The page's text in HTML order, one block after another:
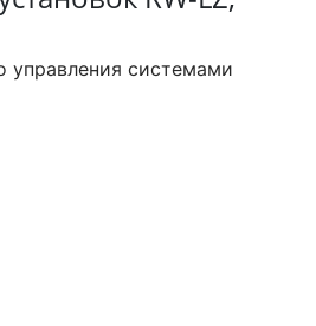
управления системами